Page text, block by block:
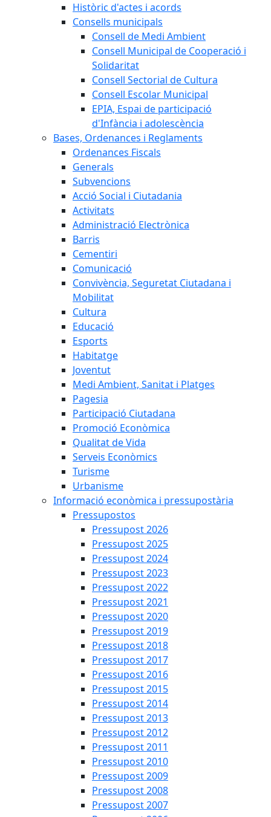
Històric d'actes i acords
Consells municipals
Consell de Medi Ambient
Consell Municipal de Cooperació i
Solidaritat
Consell Sectorial de Cultura
Consell Escolar Municipal
EPIA, Espai de participació
d'Infància i adolescència
Bases, Ordenances i Reglaments
Ordenances Fiscals
Generals
Subvencions
Acció Social i Ciutadania
Activitats
Administració Electrònica
Barris
Cementiri
Comunicació
Convivència, Seguretat Ciutadana i
Mobilitat
Cultura
Educació
Esports
Habitatge
Joventut
Medi Ambient, Sanitat i Platges
Pagesia
Participació Ciutadana
Promoció Econòmica
Qualitat de Vida
Serveis Econòmics
Turisme
Urbanisme
Informació econòmica i pressupostària
Pressupostos
Pressupost 2026
Pressupost 2025
Pressupost 2024
Pressupost 2023
Pressupost 2022
Pressupost 2021
Pressupost 2020
Pressupost 2019
Pressupost 2018
Pressupost 2017
Pressupost 2016
Pressupost 2015
Pressupost 2014
Pressupost 2013
Pressupost 2012
Pressupost 2011
Pressupost 2010
Pressupost 2009
Pressupost 2008
Pressupost 2007